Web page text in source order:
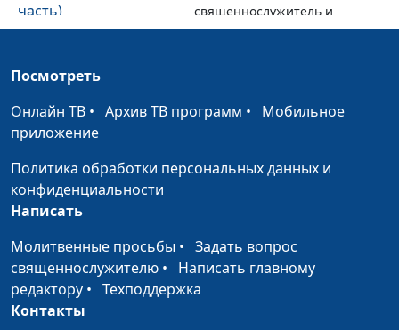
часть)
священнослужитель и
Елена Варнавская
Что просить в
молитве? (первая
часть)
священнослужитель и
Где брать силы, чтобы
преодолеть
трудности? Молитва
Юлия Уткина, Николай
Вера, действующая
любовью
Юлия Уткина, Николай
Кунцевич,
Посмотреть
Онлайн ТВ • Архив ТВ программ • Мобильное
приложение
Политика обработки персональных данных и
конфиденциальности
Написать
Молитвенные просьбы • Задать вопрос
священнослужителю • Написать главному
редактору • Техподдержка
Контакты